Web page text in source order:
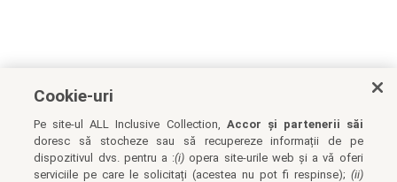
Cookie-uri
Pe site-ul ALL Inclusive Collection, Accor și partenerii săi
doresc să stocheze sau să recupereze informații de pe
dispozitivul dvs. pentru a :(i) opera site-urile web și a vă oferi
serviciile pe care le solicitați (acestea nu pot fi respinse); (ii)